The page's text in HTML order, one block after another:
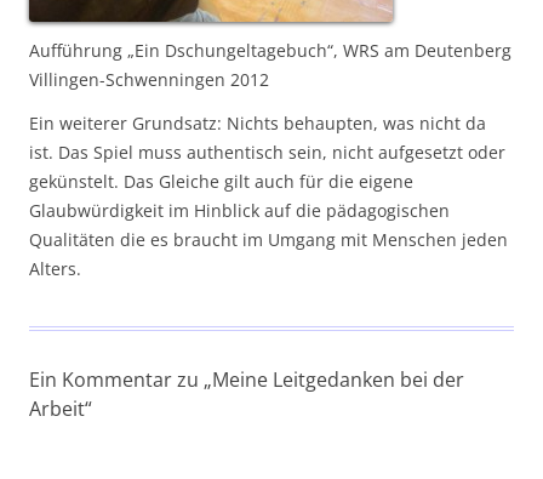
Aufführung „Ein Dschungeltagebuch“, WRS am Deutenberg
Villingen-Schwenningen 2012
Ein weiterer Grundsatz: Nichts behaupten, was nicht da
ist. Das Spiel muss authentisch sein, nicht aufgesetzt oder
gekünstelt. Das Gleiche gilt auch für die eigene
Glaubwürdigkeit im Hinblick auf die pädagogischen
Qualitäten die es braucht im Umgang mit Menschen jeden
Alters.
Ein Kommentar zu „Meine Leitgedanken bei der
Arbeit“